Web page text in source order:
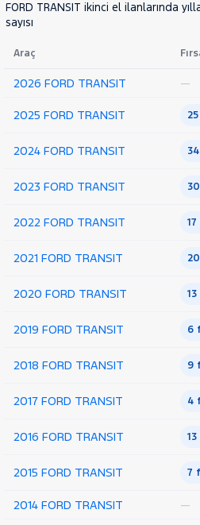
Minibüs
KAMYONET
KASALI
300
EKSTRA
ŞASI
350
VAN
TAVAN
CONNECT
TRANSIT
COURIER
TRANSIT
Foton
FORD TRANSIT ikinci el ilanlarında
sayısı
Araç
2026 FORD TRANSIT —
2025 FORD TRANSIT
2024 FORD TRANSIT
2023 FORD TRANSIT
2022 FORD TRANSIT
2021 FORD TRANSIT
2020 FORD TRANSIT
2019 FORD TRANSIT 6
2018 FORD TRANSIT 9
2017 FORD TRANSIT 4
2016 FORD TRANSIT
2015 FORD TRANSIT 7
2014 FORD TRANSIT —